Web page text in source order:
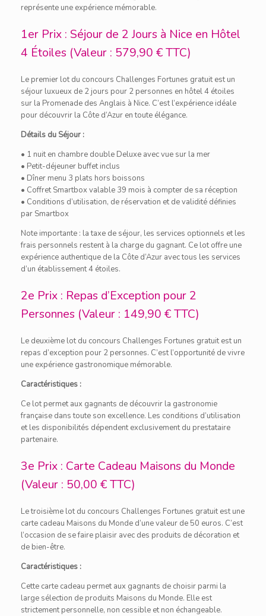
représente une expérience mémorable.
1er Prix : Séjour de 2 Jours à Nice en Hôtel
4 Étoiles (Valeur : 579,90 € TTC)
Le premier lot du concours Challenges Fortunes gratuit est un
séjour luxueux de 2 jours pour 2 personnes en hôtel 4 étoiles
sur la Promenade des Anglais à Nice. C’est l’expérience idéale
pour découvrir la Côte d’Azur en toute élégance.
Détails du Séjour :
• 1 nuit en chambre double Deluxe avec vue sur la mer
• Petit-déjeuner buffet inclus
• Dîner menu 3 plats hors boissons
• Coffret Smartbox valable 39 mois à compter de sa réception
• Conditions d’utilisation, de réservation et de validité définies
par Smartbox
Note importante : la taxe de séjour, les services optionnels et les
frais personnels restent à la charge du gagnant. Ce lot offre une
expérience authentique de la Côte d’Azur avec tous les services
d’un établissement 4 étoiles.
2e Prix : Repas d’Exception pour 2
Personnes (Valeur : 149,90 € TTC)
Le deuxième lot du concours Challenges Fortunes gratuit est un
repas d’exception pour 2 personnes. C’est l’opportunité de vivre
une expérience gastronomique mémorable.
Caractéristiques :
Ce lot permet aux gagnants de découvrir la gastronomie
française dans toute son excellence. Les conditions d’utilisation
et les disponibilités dépendent exclusivement du prestataire
partenaire.
3e Prix : Carte Cadeau Maisons du Monde
(Valeur : 50,00 € TTC)
Le troisième lot du concours Challenges Fortunes gratuit est une
carte cadeau Maisons du Monde d’une valeur de 50 euros. C’est
l’occasion de se faire plaisir avec des produits de décoration et
de bien-être.
Caractéristiques :
Cette carte cadeau permet aux gagnants de choisir parmi la
large sélection de produits Maisons du Monde. Elle est
strictement personnelle, non cessible et non échangeable.